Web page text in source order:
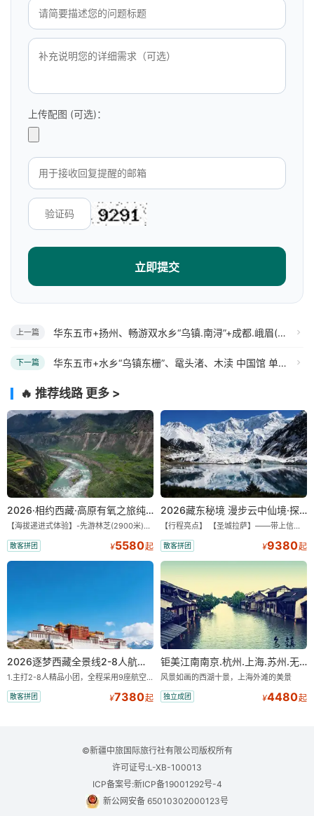
上传配图 (可选)：
立即提交
上一篇 华东五市+扬州、畅游双水乡“乌镇.南浔”+成都.峨眉(全景).乐山双飞10日游
下一篇 华东五市+水乡“乌镇东栅”、鼋头渚、木渎 中国馆 单飞单卧8日游
🔥 推荐线路 更多 >
2026·相约西藏·高原有氧之旅纯玩9/11日游
【海拔递进式体验】-先游林芝(2900米)再访拉萨(3650米)，亲测 99%游客零高反 。 【贴心保障】-全程配备便携式制氧机，高反根本不是事儿 ！ 【无人机航拍】-雪山/圣湖/峡谷/古寺民俗深度串联，「随车航拍」大片呈现 。 【特色美食】-石锅鸡热腾腾的烟火气，当地特色烤羊宴，欢快的篝火歌舞 。 【沉浸式体验】-赠送藏装旅拍，夜游布达拉宫，让旅程成为有温度的记忆 。 【绝美风光】-醉美318穿越云端，林芝秘境藏地江南，羊卓雍措上帝打翻的调色盘 。
散客拼团 ¥5580起
2026藏东秘境 漫步云中仙境·探秘世外桃源·纯玩11/13日
【行程亮点】 【圣城拉萨】——带上信心与信仰去西藏，行吟拉萨，感受这座城与生俱来的与众不同！ 【布达拉宫】——集宫殿城堡寺院于一体的宏伟建筑，是西藏最完整的古代宫堡建筑群！ 【巴松措】——西藏首个自然风景类国家5A级旅游风景区 【鲁朗小镇】——藏语龙王谷，神仙居住的地方 【米堆冰川】——中国三大海洋冰川之一 【然乌湖】——静谧然乌，它的静和蓝远近闻名！ 【莲花秘境墨脱】——隐藏的莲花、云里雾里，雪山之下，被称为“中国最后一个世外桃源”。 【雅鲁藏布大峡谷】——世界最深最长的河流峡谷，地球上“最后的秘境”，“最美的伤痕”！ 【索松村】——索松村位于西藏林芝地区，是一个被誉为“藏地最美村庄”的地方！ 【南迦巴瓦峰】——南迦巴瓦峰用“长矛直刺苍穹”形容它，尤其它的日落金山，气吞山河 【特别赠送】——藏装写真、哈达礼遇、缓解高反 便携式氧气1瓶/人
散客拼团 ¥9380起
2026逐梦西藏全景线2-8人航空座椅小团
1.主打2-8人精品小团，全程采用9座航空座椅车型（360度环抱式座舱），提供VIP级别的舒适出行体验 。供氧保障： 2.全程入住舒适型含氧酒店（低海拔的索松村和林芝除外），并贴心赠送3L氧气和大衣，极大缓解游客的高原反应焦虑 。 3.不走回头路：路线经过精心策划，全程不走回头路，主打深度边境游，随走随停 。 深度纯玩：主打“深度纯玩·精华景点”，把时间全部留给心中的震撼与眼中的美景 。 最长国道：打卡中国最长国道219，畅游珠峰东坡 。
散客拼团 ¥7380起
钜美江南南京.杭州.上海.苏州.无锡+双水乡“乌镇.西塘”双飞8日游【一价全含零自费】
风景如画的西湖十景，上海外滩的美景
独立成团 ¥4480起
©新疆中旅国际旅行社有限公司版权所有
许可证号:L-XB-100013
ICP备案号:新ICP备19001292号-4
新公网安备 65010302000123号